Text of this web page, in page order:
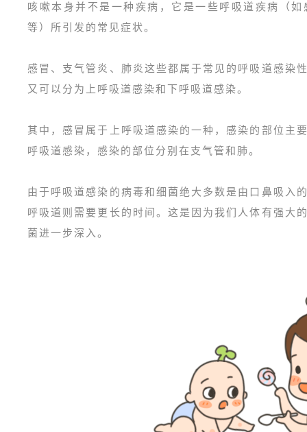
咳嗽本身并不是一种疾病，它是一些呼吸道疾病（
等）所引发的常见症状。
感冒、支气管炎、肺炎这些都属于常见的呼吸道感染
又可以分为上呼吸道感染和下呼吸道感染。
其中，感冒属于上呼吸道感染的一种，感染的部位主
呼吸道感染，感染的部位分别在支气管和肺。
由于呼吸道感染的病毒和细菌绝大多数是由口鼻吸入
呼吸道则需要更长的时间。这是因为我们人体有强大
菌进一步深入。